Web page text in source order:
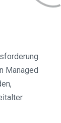
Managed